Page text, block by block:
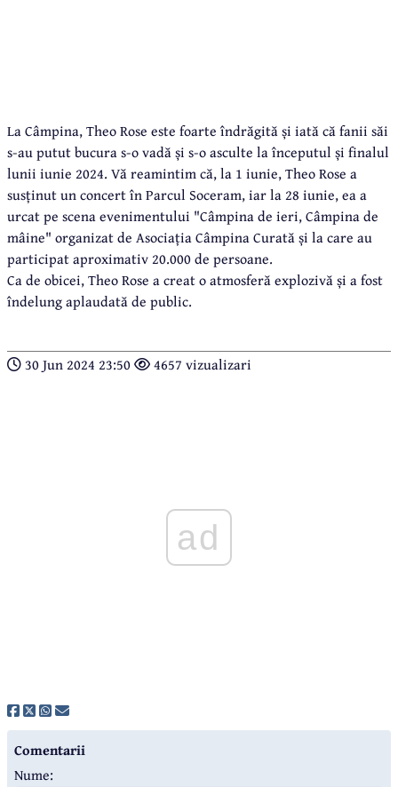
La Câmpina, Theo Rose este foarte îndrăgită și iată că fanii săi
s-au putut bucura s-o vadă și s-o asculte la începutul și finalul
lunii iunie 2024. Vă reamintim că, la 1 iunie, Theo Rose a
susținut un concert în Parcul Soceram, iar la 28 iunie, ea a
urcat pe scena evenimentului "Câmpina de ieri, Câmpina de
mâine" organizat de Asociația Câmpina Curată și la care au
participat aproximativ 20.000 de persoane.
Ca de obicei, Theo Rose a creat o atmosferă explozivă și a fost
îndelung aplaudată de public.
30 Jun 2024 23:50 4657 vizualizari
ad
Comentarii
Nume: